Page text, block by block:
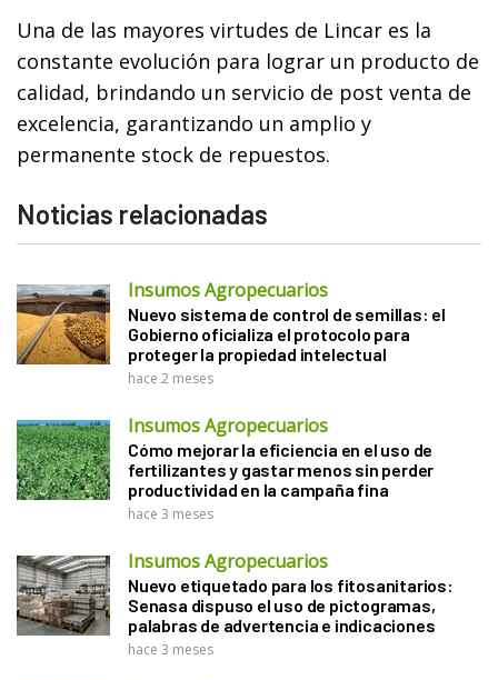
Una de las mayores virtudes de Lincar es la
constante evolución para lograr un producto de
calidad, brindando un servicio de post venta de
excelencia, garantizando un amplio y
permanente stock de repuestos.
Noticias relacionadas
Insumos Agropecuarios
Nuevo sistema de control de semillas: el
Gobierno oficializa el protocolo para
proteger la propiedad intelectual
hace 2 meses
Insumos Agropecuarios
Cómo mejorar la eficiencia en el uso de
fertilizantes y gastar menos sin perder
productividad en la campaña fina
hace 3 meses
Insumos Agropecuarios
Nuevo etiquetado para los fitosanitarios:
Senasa dispuso el uso de pictogramas,
palabras de advertencia e indicaciones
hace 3 meses